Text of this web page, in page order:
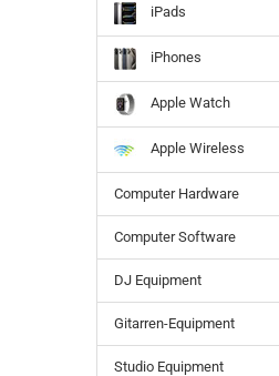
iPads
iPhones
Apple Watch
Apple Wireless
Computer Hardware
Computer Software
DJ Equipment
Gitarren-Equipment
Studio Equipment